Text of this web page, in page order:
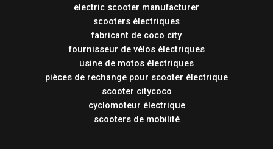
electric scooter manufacturer
scooters électriques
fabricant de coco city
fournisseur de vélos électriques
usine de motos électriques
pièces de rechange pour scooter électrique
scooter citycoco
cyclomoteur électrique
scooters de mobilité